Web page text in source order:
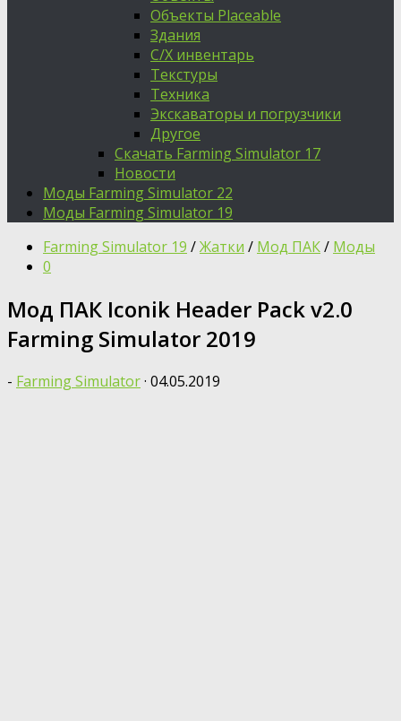
Объекты Placeable
Здания
С/Х инвентарь
Текстуры
Техника
Экскаваторы и погрузчики
Другое
Скачать Farming Simulator 17
Новости
Моды Farming Simulator 22
Моды Farming Simulator 19
Farming Simulator 19 /Жатки / Мод ПАК/ Моды
0
Мод ПАК Iconik Header Pack v2.0
Farming Simulator 2019
- Farming Simulator· 04.05.2019